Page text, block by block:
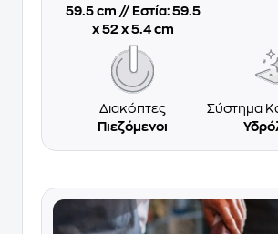
59.5 cm // Εστία: 59.5
x 52 x 5.4 cm
Διακόπτες
Πιεζόμενοι
Σύστημα